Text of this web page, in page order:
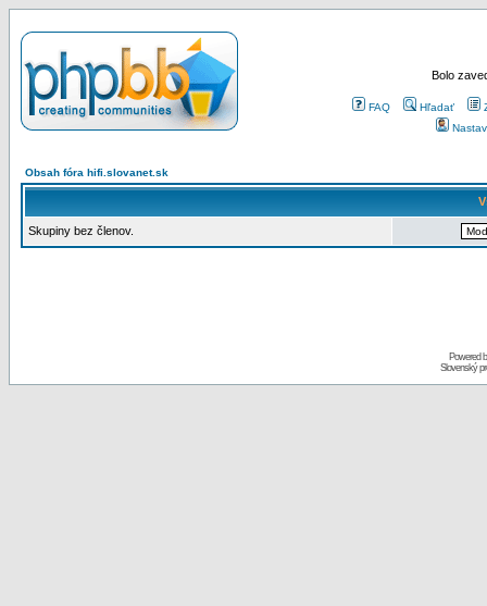
Bolo
FAQ Hľadať
Obsah fóra hifi.slovanet.sk
Skupiny bez členov.
Powered
Slovenský